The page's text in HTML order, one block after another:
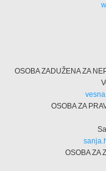
OSOBA ZADUŽENA ZA
OSOBA ZA
OSOBA ZA